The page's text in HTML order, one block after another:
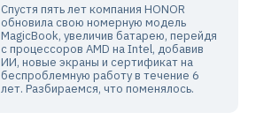
Спустя пять лет компания HONOR
обновила свою номерную модель
MagicBook, увеличив батарею, перейдя
с процессоров AMD на Intel, добавив
ИИ, новые экраны и сертификат на
беспроблемную работу в течение 6
лет. Разбираемся, что поменялось.